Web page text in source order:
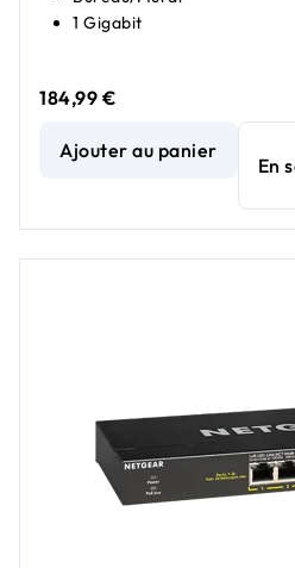
1 Gigabit
184,99 €
Commutateur PoE+
Ajouter au panier
En